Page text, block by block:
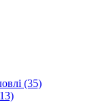
(35)